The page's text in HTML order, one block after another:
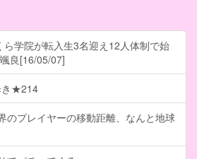
ら学院が転入生3名迎え12人体制で始
良[16/05/07]
き★214
のプレイヤーの移動距離、なんと地球